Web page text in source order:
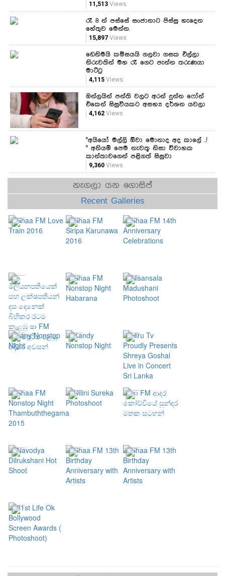
11,513Views
රෑ 8 න් පස්සේ සංජානාට පිස්සු හැදෙන
හේතුව මෙන්න.
15,897Views
ඩෙනිමයි කමිසයයි ගලවා ගසක එල්ලා
නිරුවතින් මහ රෑ ගෙට පැන්න තරුණයා
මාට්ටු
4,115Views
ඔන්ලයින් පන්ති වලට අරන් දුන්න ෆෝන්
එකෙන් සිසුවියකට අසභ්‍ය දර්ශන යවලා
4,162Views
"අයියෝ මල්ලි ඕවා මොනාද අද කාලේ ..!
" අනියම් පෙම නැවතූ නිසා විවාහක
කාන්තාවගෙන් පළිගත් සිසුවා
9,360Views
නැගලා යන ගොසිප්
Recent Galleries